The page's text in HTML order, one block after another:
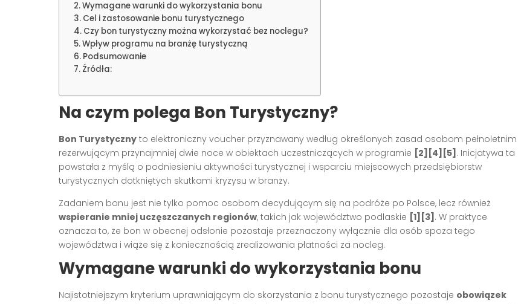
Wymagane warunki do wykorzystania bonu
Cel i zastosowanie bonu turystycznego
Czy bon turystyczny można wykorzystać bez noclegu?
Wpływ programu na branżę turystyczną
Podsumowanie
Źródła:
Na czym polega Bon Turystyczny?
Bon Turystyczny to elektroniczny voucher przyznawany według określonych zasad osobom pełnoletnim
rezerwującym przynajmniej dwie noce w obiektach uczestniczących w programie [2][4][5] . Inicjatywa ta
powstała z myślą o podniesieniu aktywności turystycznej i wsparciu miejscowych przedsiębiorstw
turystycznych dotkniętych skutkami kryzysu w branży.
Zadaniem bonu jest nie tylko pomoc osobom decydującym się na podróże po Polsce, lecz również
wspieranie mniej uczęszczanych regionów, takich jak województwo podlaskie [1][3] . W praktyce
oznacza to, że bon w obecnej odsłonie pozostaje przeznaczony wyłącznie dla osób spoza tego
województwa i wiąże się z koniecznością zrealizowania płatności za nocleg.
Wymagane warunki do wykorzystania bonu
Najistotniejszym kryterium uprawniającym do skorzystania z bonu turystycznego pozostaje obowiązek